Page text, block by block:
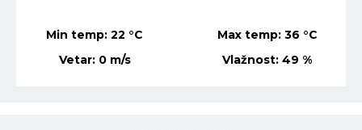
Min temp:22 °C Max temp: 36 °C
Vetar: 0 m/s Vlažnost:49 %